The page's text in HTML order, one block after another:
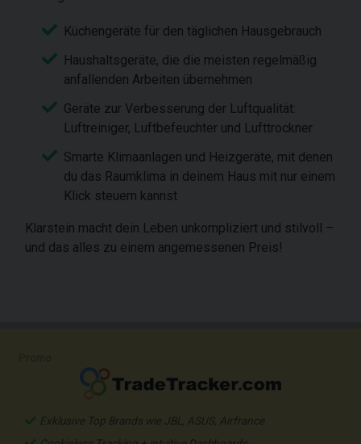
Küchengeräte für den täglichen Hausgebrauch
Haushaltsgeräte, die die meisten regelmäßig
anfallenden Arbeiten übernehmen
Geräte zur Verbesserung der Luftqualität:
Luftreiniger, Luftbefeuchter und Lufttrockner
Smarte Klimaanlagen und Heizgeräte, mit denen
du das Raumklima in deinem Haus mit nur einem
Klick steuern kannst
Klarstein macht dein Leben unkompliziert und stilvoll –
und das alles zu einem angemessenen Preis!
Exklusive Top Brands wie JBL, ASUS, Airfrance